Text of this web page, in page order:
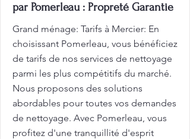
par Pomerleau : Propreté Garantie
Grand ménage: Tarifs à Mercier: En
choisissant Pomerleau, vous bénéficiez
de tarifs de nos services de nettoyage
parmi les plus compétitifs du marché.
Nous proposons des solutions
abordables pour toutes vos demandes
de nettoyage. Avec Pomerleau, vous
profitez d'une tranquillité d'esprit